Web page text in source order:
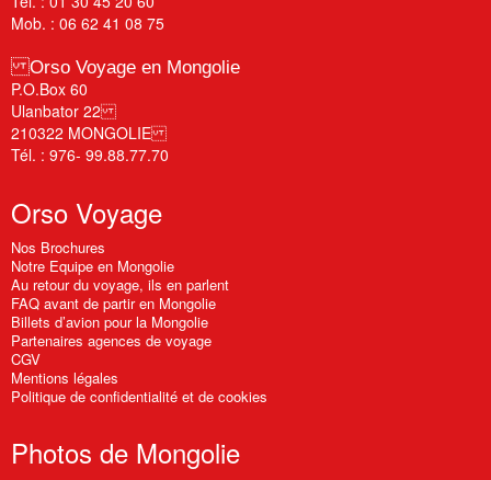
Mob. : 06 62 41 08 75
Orso Voyage en Mongolie
P.O.Box 60
Ulanbator 22
210322 MONGOLIE
Tél. : 976- 99.88.77.70
Orso Voyage
Nos Brochures
Notre Equipe en Mongolie
Au retour du voyage, ils en parlent
FAQ avant de partir en Mongolie
Billets d’avion pour la Mongolie
Partenaires agences de voyage
CGV
Mentions légales
Politique de confidentialité et de cookies
Photos de Mongolie